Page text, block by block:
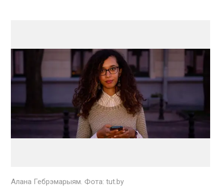
Алана Гебрэмарыям. Фота: tut.by